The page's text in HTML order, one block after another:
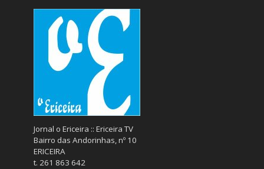
Jornal o Ericeira :: Ericeira TV
Bairro das Andorinhas, nº 10
ERICEIRA
t. 261 863 642